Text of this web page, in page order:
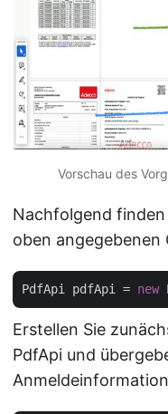
Vorschau des
Nachfolgend finden
oben angegebenen
PdfApi pdfApi = new
Erstellen Sie
PdfApi und